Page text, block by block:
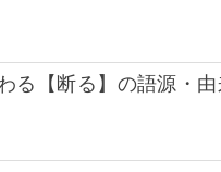
る【断る】の語源・